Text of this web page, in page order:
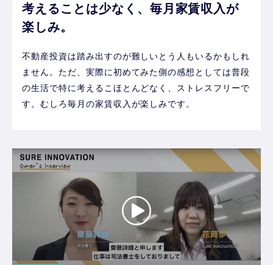
考えることは少なく、毎月家賃収入が
楽しみ。
不動産投資は踏み出すのが難しいとう人もいるかもしれ
ません。ただ、実際に初めてみた側の感想としては普段
の生活で特に考えるこほとんどなく、ストレスフリーで
す。むしろ毎月の家賃収入が楽しみです。